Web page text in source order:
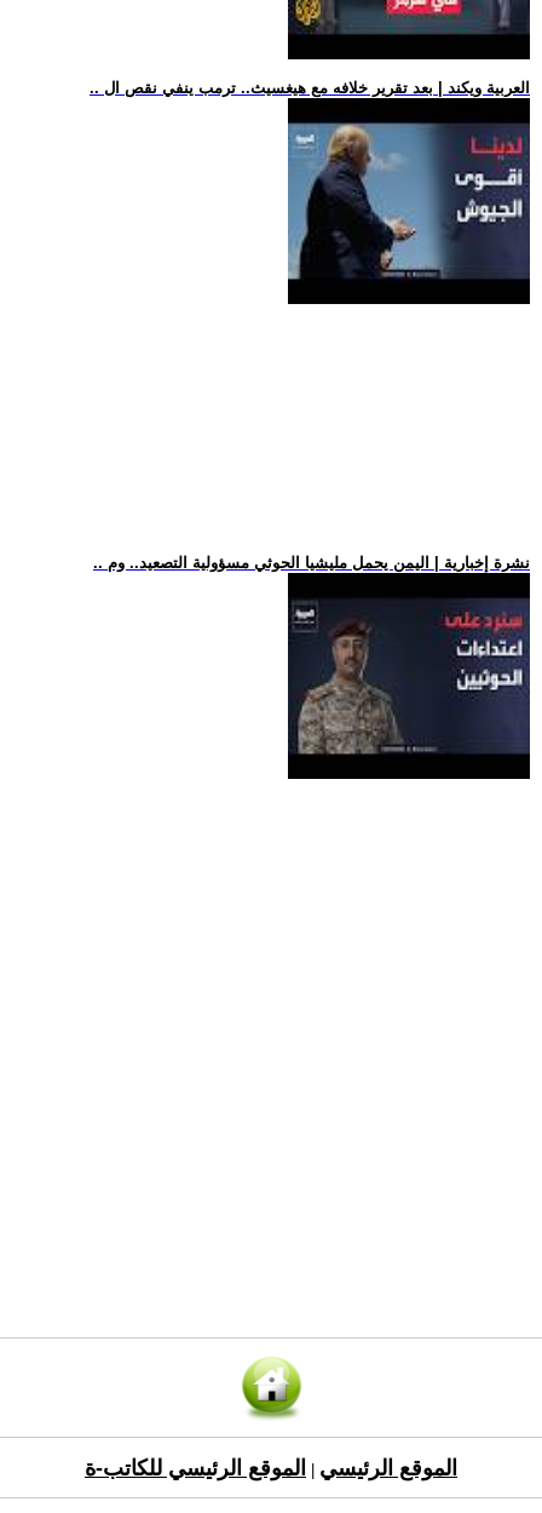
.. العربية ويكند | بعد تقرير خلافه مع هيغسيث.. ترمب ينفي نقص ال
.. نشرة إخبارية | اليمن يحمل مليشيا الحوثي مسؤولية التصعيد.. وم
الموقع الرئيسي الموقع الرئيسي للكاتب-ة